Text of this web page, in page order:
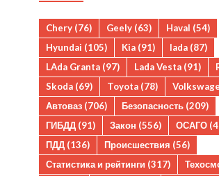
Chery (76) Geely (63) Haval (54)
Hyundai (105) Kia (91) lada (87)
LAda Granta (97) Lada Vesta (91)
Skoda (69) Toyota (78)
Автоваз (706) Безопасность (209)
ГИБДД (91) Закон (556) ОСАГО
ПДД (136) Происшествия (56)
Статистика и рейтинги (317)